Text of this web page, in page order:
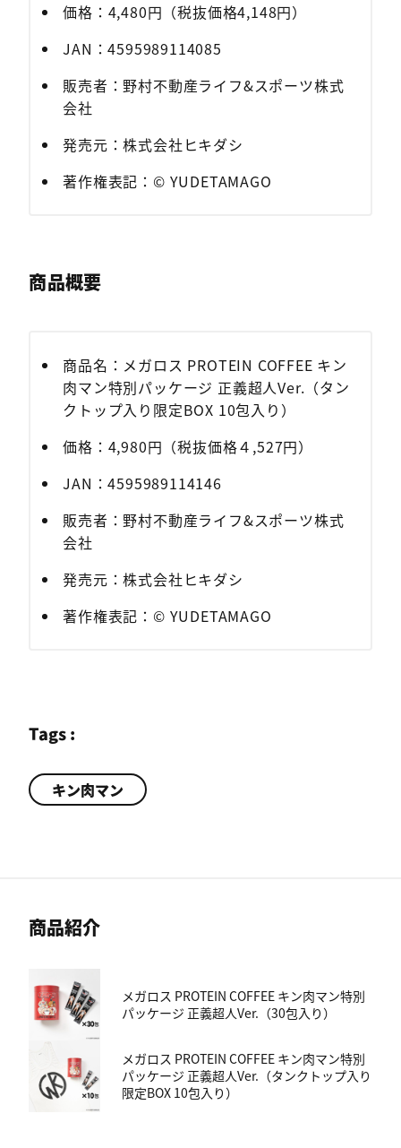
価格：4,480円（税抜価格4,148円）
JAN：4595989114085
販売者：野村不動産ライフ&スポーツ株式
会社
発売元：株式会社ヒキダシ
著作権表記：© YUDETAMAGO
商品概要
商品名：メガロス PROTEIN COFFEE キン
肉マン特別パッケージ 正義超人Ver.（タン
クトップ入り限定BOX 10包入り）
価格：4,980円（税抜価格４,527円）
JAN：4595989114146
販売者：野村不動産ライフ&スポーツ株式
会社
発売元：株式会社ヒキダシ
著作権表記：© YUDETAMAGO
Tags :
キン肉マン
商品紹介
メガロス PROTEIN COFFEE キン肉マン特別
パッケージ 正義超人Ver.（30包入り）
メガロス PROTEIN COFFEE キン肉マン特別
パッケージ 正義超人Ver.（タンクトップ入り
限定BOX 10包入り）